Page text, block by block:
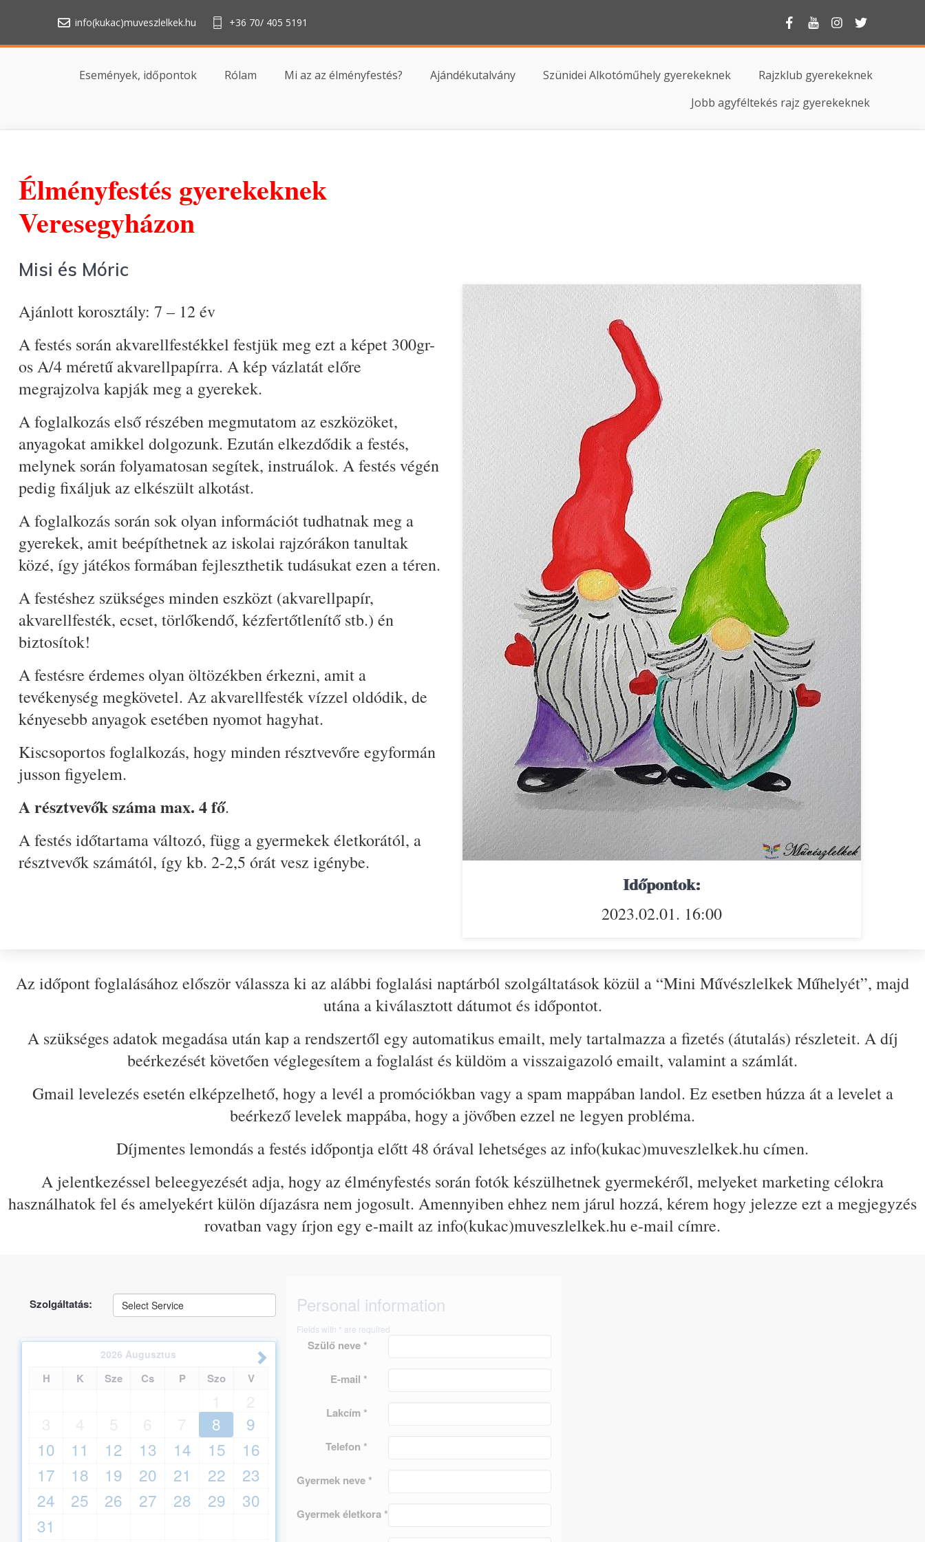
info(kukac)muveszlelkek.hu +36 70/ 405 5191
Események, időpontok Rólam Mi az az élményfestés? Ajándékutalvány Szünidei Alkotóműhely gyerekeknek
Rajzklub gyerekeknek
Jobb agyféltekés rajz gyerekeknek
Élményfestés gyerekeknek
Veresegyházon
Misi és Móric
Ajánlott korosztály: 7 – 12 év
A festés során akvarellfestékkel festjük meg ezt a képet 300gr-
os A/4 méretű akvarellpapírra. A kép vázlatát előre
megrajzolva kapják meg a gyerekek.
A foglalkozás első részében megmutatom az eszközöket,
anyagokat amikkel dolgozunk. Ezután elkezdődik a festés,
melynek során folyamatosan segítek, instruálok. A festés végén
pedig fixáljuk az elkészült alkotást.
A foglalkozás során sok olyan információt tudhatnak meg a
gyerekek, amit beépíthetnek az iskolai rajzórákon tanultak
közé, így játékos formában fejleszthetik tudásukat ezen a téren.
A festéshez szükséges minden eszközt (akvarellpapír,
akvarellfesték, ecset, törlőkendő, kézfertőtlenítő stb.) én
biztosítok!
A festésre érdemes olyan öltözékben érkezni, amit a
tevékenység megkövetel. Az akvarellfesték vízzel oldódik, de
kényesebb anyagok esetében nyomot hagyhat.
Kiscsoportos foglalkozás, hogy minden résztvevőre egyformán
jusson figyelem.
A résztvevők száma max. 4 fő.
A festés időtartama változó, függ a gyermekek életkorától, a
résztvevők számától, így kb. 2-2,5 órát vesz igénybe.
Időpontok:
2023.02.01. 16:00
Az időpont foglalásához először válassza ki az alábbi foglalási naptárból szolgáltatások közül a “Mini Művészlelkek Műhelyét”, majd
utána a kiválasztott dátumot és időpontot.
A szükséges adatok megadása után kap a rendszertől egy automatikus emailt, mely tartalmazza a fizetés (átutalás) részleteit. A díj
beérkezését követően véglegesítem a foglalást és küldöm a visszaigazoló emailt, valamint a számlát.
Gmail levelezés esetén elképzelhető, hogy a levél a promóciókban vagy a spam mappában landol. Ez esetben húzza át a levelet a
beérkező levelek mappába, hogy a jövőben ezzel ne legyen probléma.
Díjmentes lemondás a festés időpontja előtt 48 órával lehetséges az info(kukac)muveszlelkek.hu címen.
A jelentkezéssel beleegyezését adja, hogy az élményfestés során fotók készülhetnek gyermekéről, melyeket marketing célokra
használhatok fel és amelyekért külön díjazásra nem jogosult. Amennyiben ehhez nem járul hozzá, kérem hogy jelezze ezt a megjegyzés
rovatban vagy írjon egy e-mailt az info(kukac)muveszlelkek.hu e-mail címre.
Szolgáltatás:
2026 Augusztus
H K Sze Cs P Szo V
8
9
10
11 12 13 14 15
16
17
18 19 20 21 22
23
24
25 26 27 28 29
30
31
Personal information
Fields with * are required
Szülő neve *
E-mail *
Lakcím *
Telefon *
Gyermek neve *
Gyermek életkora *